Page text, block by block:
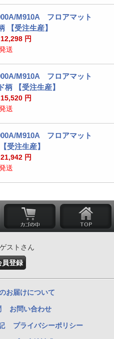
M910A フロアマット
【受注生産】
12,298 円
送
M910A フロアマット
柄 【受注生産】
15,520 円
送
M910A フロアマット
受注生産】
21,942 円
送
ストさん
員登録
お届けについて
お問い合わせ
プライバシーポリシー